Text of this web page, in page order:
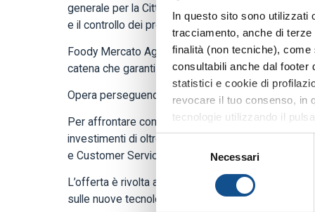
In questo sito sono utilizzati
tracciamento, anche di
finalità (non tecniche),
consultabili anche dal footer
statistici e cookie di
revocare il tuo consenso, in
tecnologie utilizzando il
tecnici”, continui la
quanto riguarda ulteriori
cookie”), la quale
Selezione
del
Necessari
generale per la Città, la Provincia milanese e la
e il controllo dei prezzi dei prodotti alimentari
Foody Mercato Agroalimentare Milano è una
catena che garantisce alla comunità metropolitana
Opera perseguendo criteri di sostenibilità
Per affrontare con le necessarie competenze le
investimenti di oltre 150 milioni di euro, Sogemi è
e Customer Service.
L’offerta è rivolta a professionisti dell’IT che
sulle nuove tecnologie.